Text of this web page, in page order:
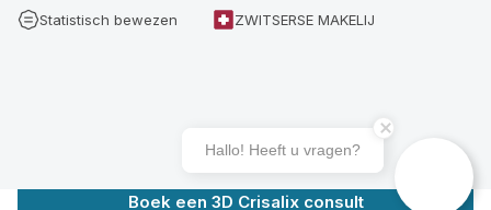
Boek een 3D Crisalix consult
Statistisch bewezen ZWITSERSE MAKELIJ
Hallo! Heeft u vragen?